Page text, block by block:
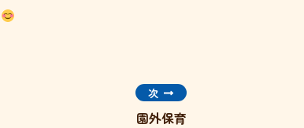
次
園外保育